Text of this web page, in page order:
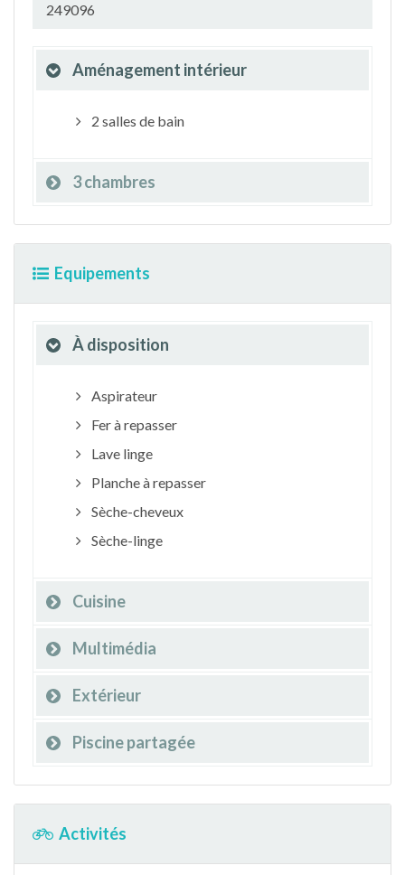
249096
Aménagement intérieur
2 salles de bain
3 chambres
Equipements
À disposition
Aspirateur
Fer à repasser
Lave linge
Planche à repasser
Sèche-cheveux
Sèche-linge
Cuisine
Multimédia
Extérieur
Piscine partagée
Activités